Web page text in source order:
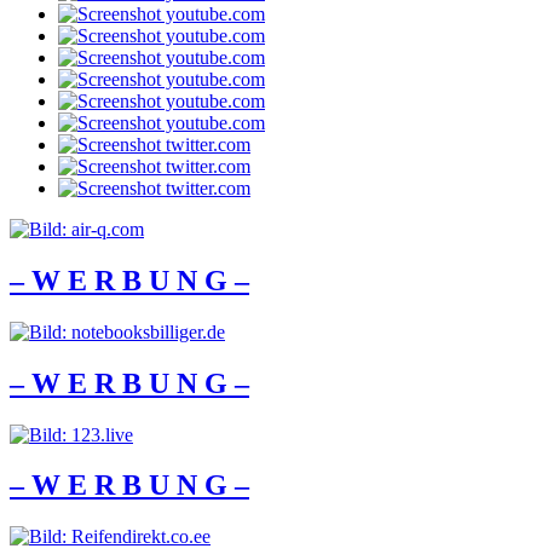
– W Ε R Β U Ν G –
– W Ε R Β U Ν G –
– W Ε R Β U Ν G –